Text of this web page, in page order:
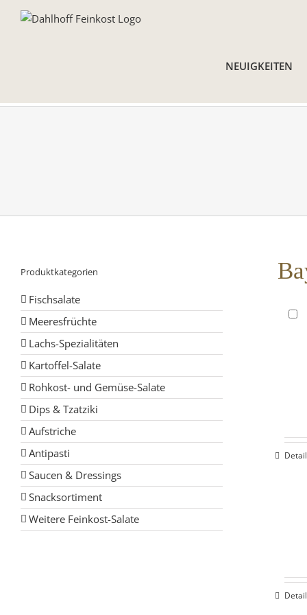
NEUIGKEITEN
Produktkategorien
Fischsalate
Meeresfrüchte
Lachs-Spezialitäten
Kartoffel-Salate
Rohkost- und Gemüse-Salate
Dips & Tzatziki
Aufstriche
Antipasti
Saucen & Dressings
Snacksortiment
Weitere Feinkost-Salate